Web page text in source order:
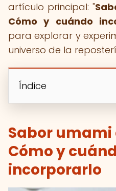
artículo principal: "
Cómo y cuándo
para explorar y
universo de la
Índice
Sabor umami
Cómo y
incorporarlo